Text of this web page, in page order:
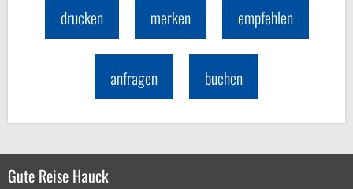
drucken merken empfehlen
anfragen buchen
Gute Reise Hauck